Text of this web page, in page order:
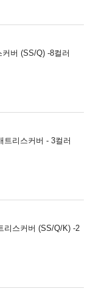
버 (SS/Q) -8컬러
트리스커버 - 3컬러
리스커버 (SS/Q/K) -2